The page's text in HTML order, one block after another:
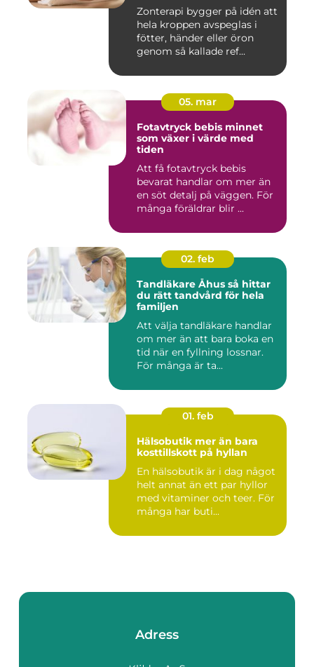
Zonterapi bygger på idén att
hela kroppen avspeglas i
fötter, händer eller öron
genom så kallade ref...
05. mar
Fotavtryck bebis minnet
som växer i värde med
tiden
Att få fotavtryck bebis
bevarat handlar om mer än
en söt detalj på väggen. För
många föräldrar blir ...
02. feb
Tandläkare Åhus så hittar
du rätt tandvård för hela
familjen
Att välja tandläkare handlar
om mer än att bara boka en
tid när en fyllning lossnar.
För många är ta...
01. feb
Hälsobutik mer än bara
kosttillskott på hyllan
En hälsobutik är i dag något
helt annat än ett par hyllor
med vitaminer och teer. För
många har buti...
Adress